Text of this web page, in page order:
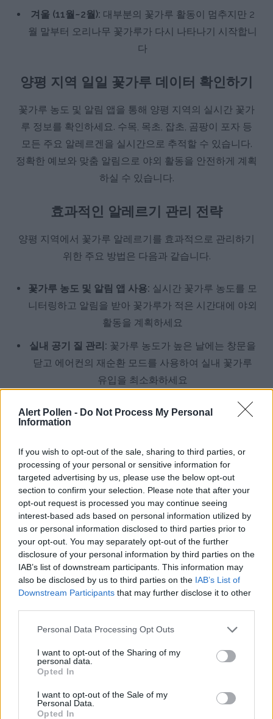
Alert Pollen - Do Not Process My Personal
Information
If you wish to opt-out of the sale, sharing to third parties, or
processing of your personal or sensitive information for
targeted advertising by us, please use the below opt-out
section to confirm your selection. Please note that after your
opt-out request is processed you may continue seeing
interest-based ads based on personal information utilized by
us or personal information disclosed to third parties prior to
your opt-out. You may separately opt-out of the further
disclosure of your personal information by third parties on the
IAB’s list of downstream participants. This information may
also be disclosed by us to third parties on the IAB’s List of
Downstream Participants that may further disclose it to other
Personal Data Processing Opt Outs
I want to opt-out of the Sharing of my
personal data.
Opted In
I want to opt-out of the Sale of my
Personal Data.
Opted In
겨울 (11월~2월): 대부분의 꽃가루 활동이 멈추지만 2
월 말부터 오리나무 꽃가루가 다시 나타나기 시작합니
다
양평 지역 일일 꽃가루 데이터 확인하기
꽃가루 농도 및 알림 앱을 통해 양평 지역의 실시간 꽃가
루 정보를 확인하세요. 수목, 목초, 잡초, 곰팡이 포자 등
모든 주요 알레르겐을 실시간으로 추적할 수 있습니다.
정확한 예보와 맞춤 알림으로 야외 활동을 안전하게 계획
하실 수 있습니다.
효과적인 알레르기 관리 전략
양평 지역에서 꽃가루 알레르기를 효과적으로 관리하기
위한 주요 방법은 다음과 같습니다.
꽃가루 농도 및 알림 앱 사용: 실시간 꽃가루 농도를 모
니터링하고 알림을 받아 꽃가루가 적은 시간대에 야외
활동을 계획하세요
실내 공기 질 관리: 꽃가루 농도가 높은 날에는 창문을
닫고 에어컨의 재순환 모드를 사용하여 실내 꽃가루
유입을 최소화하세요
외출 후에는 즉시 샤워하고 옷을 갈아
입으며 머리를 감아 몸에 붙은 꽃가루를 제거하세요
착된 공기청정기를 사용하여 공기 중 꽃가루 입자를
효과적으로 제거하세요
알레르기 전문의 상담:증상이 심하거나 지속될 경우
알레르기 전문의와 상담하여 적절한 치료와 관리 계획
을 수립하세요